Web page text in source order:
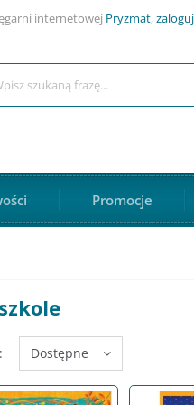
internetowej Pryzmat,
Promocje
Dostępne